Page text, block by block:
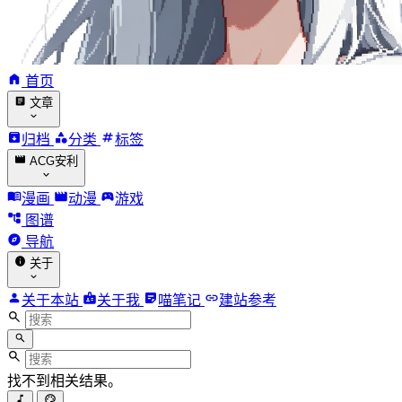
首页
文章
归档 分类 标签
ACG安利
漫画 动漫
游戏
图谱
导航
关于
关于本站 关于我 喵笔记 建站参考
找不到相关结果。